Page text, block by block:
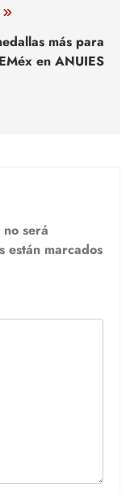
más para
en ANUIES
será
están marcados